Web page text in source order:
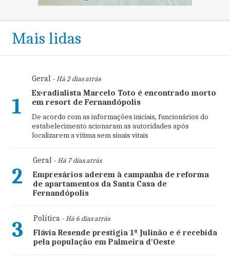
Mais lidas
1
Geral- Há 2 dias atrás
Ex-radialista Marcelo Toto é encontrado morto
em resort de Fernandópolis
De acordo com as informações iniciais, funcionários do
estabelecimento acionaram as autoridades após
localizarem a vítima sem sinais vitais
2
Geral- Há 7 dias atrás
Empresários aderem à campanha de reforma
de apartamentos da Santa Casa de
Fernandópolis
3 Política- Há 6 dias atrás
Flávia Resende prestigia 1º Julinão e é recebida
pela população em Palmeira d'Oeste